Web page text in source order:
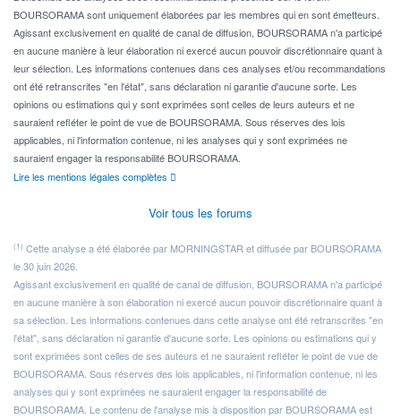
BOURSORAMA sont uniquement élaborées par les membres qui en sont émetteurs.
Agissant exclusivement en qualité de canal de diffusion, BOURSORAMA n'a participé
en aucune manière à leur élaboration ni exercé aucun pouvoir discrétionnaire quant à
leur sélection. Les informations contenues dans ces analyses et/ou recommandations
ont été retranscrites "en l'état", sans déclaration ni garantie d'aucune sorte. Les
opinions ou estimations qui y sont exprimées sont celles de leurs auteurs et ne
sauraient refléter le point de vue de BOURSORAMA. Sous réserves des lois
applicables, ni l'information contenue, ni les analyses qui y sont exprimées ne
sauraient engager la responsabilité BOURSORAMA.
Lire les mentions légales complètes
Voir tous les forums
(1) Cette analyse a été élaborée par MORNINGSTAR et diffusée par BOURSORAMA
le 30 juin 2026.
Agissant exclusivement en qualité de canal de diffusion, BOURSORAMA n'a participé
en aucune manière à son élaboration ni exercé aucun pouvoir discrétionnaire quant à
sa sélection. Les informations contenues dans cette analyse ont été retranscrites "en
l'état", sans déclaration ni garantie d'aucune sorte. Les opinions ou estimations qui y
sont exprimées sont celles de ses auteurs et ne sauraient refléter le point de vue de
BOURSORAMA. Sous réserves des lois applicables, ni l'information contenue, ni les
analyses qui y sont exprimées ne sauraient engager la responsabilité de
BOURSORAMA. Le contenu de l'analyse mis à disposition par BOURSORAMA est